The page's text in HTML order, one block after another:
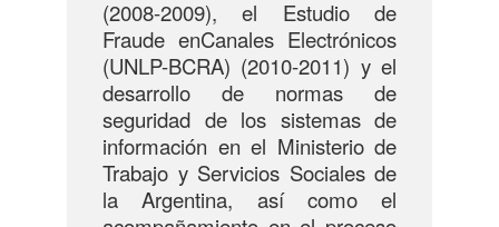
(2008-2009), el Estudio de
Fraude enCanales Electrónicos
(UNLP-BCRA) (2010-2011) y el
desarrollo de normas de
seguridad de los sistemas de
información en el Ministerio de
Trabajo y Servicios Sociales de
la Argentina, así como el